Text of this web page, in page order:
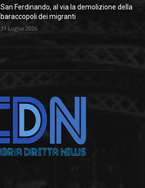
San Ferdinando, al via la demolizione della
baraccopoli dei migranti
31 Luglio 2026